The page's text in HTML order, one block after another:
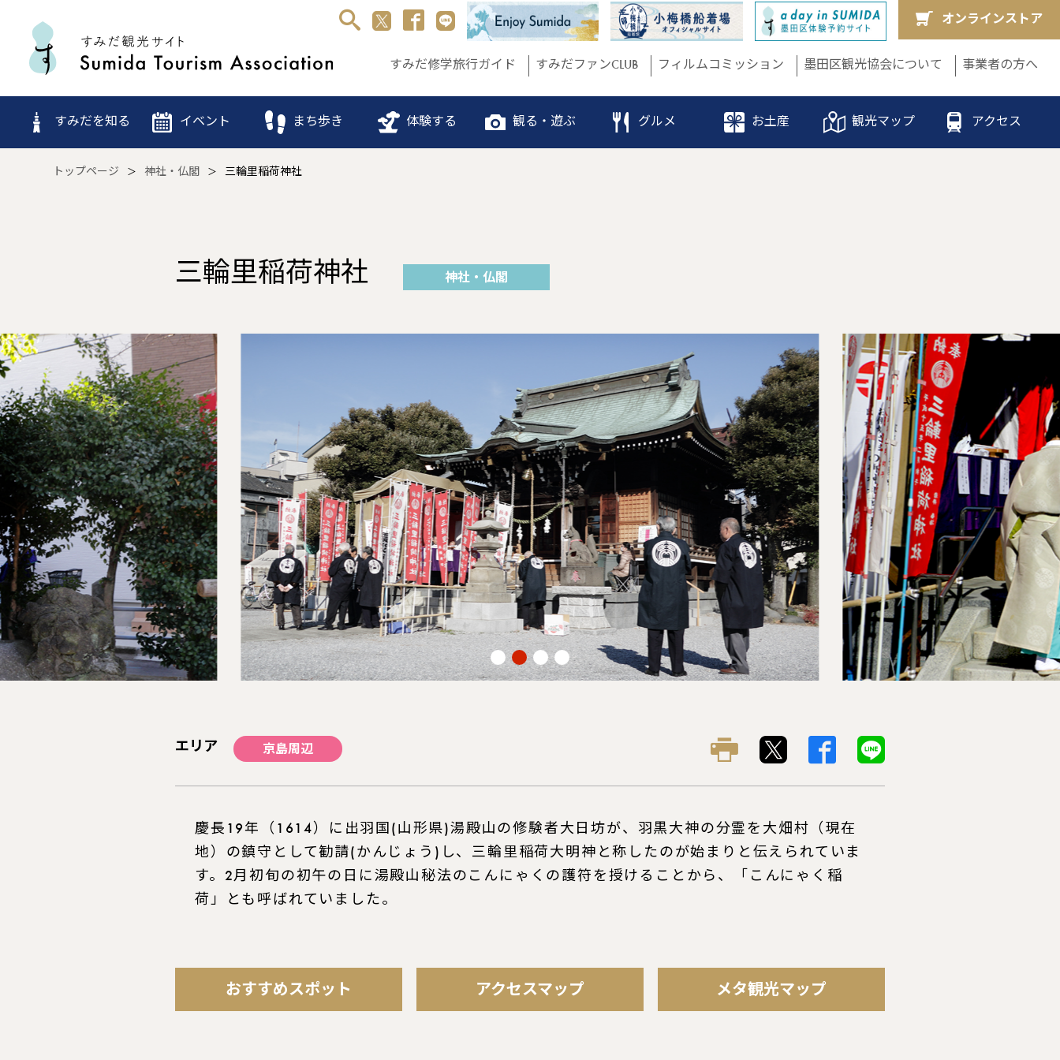
オンラインストア
すみだ修学旅行ガイド すみだファンCLUB フィルムコミッション 墨田区観光協会について 事業者の方へ
すみだを知る イベント まち歩き 体験する 観る・遊ぶ グルメ お土産 観光マップ アクセス
トップページ 神社・仏閣 三輪里稲荷神社
三輪里稲荷神社 神社・仏閣
エリア 京島周辺
慶長19年（1614）に出羽国(山形県)湯殿山の修験者大日坊が、羽黒大神の分霊を大畑村（現在
地）の鎮守として勧請(かんじょう)し、三輪里稲荷大明神と称したのが始まりと伝えられていま
す。2月初旬の初午の日に湯殿山秘法のこんにゃくの護符を授けることから、「こんにゃく稲
荷」とも呼ばれていました。
おすすめスポット アクセスマップ メタ観光マップ